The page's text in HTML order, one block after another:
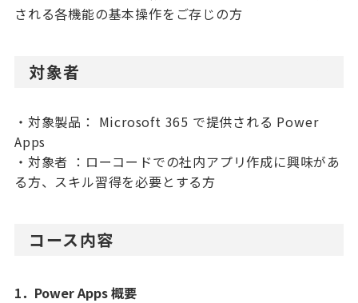
される各機能の基本操作をご存じの方
対象者
・対象製品： Microsoft 365 で提供される Power
Apps
・対象者 ：ローコードでの社内アプリ作成に興味があ
る方、スキル習得を必要とする方
コース内容
1．Power Apps 概要